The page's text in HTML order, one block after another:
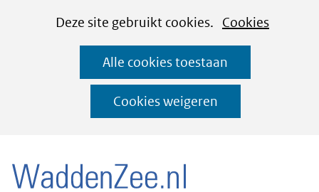
CookiesDeze site gebruikt cookies. Cookies
deze
Alle cookies toestaan
Cookies weigeren
Ga
naar
de
inhoud